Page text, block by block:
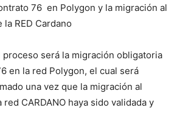
76 en Polygon y la migración al
RED Cardano
será la migración obligatoria
en la red Polygon, el cual será
una vez que la migración al
CARDANO haya sido validada y